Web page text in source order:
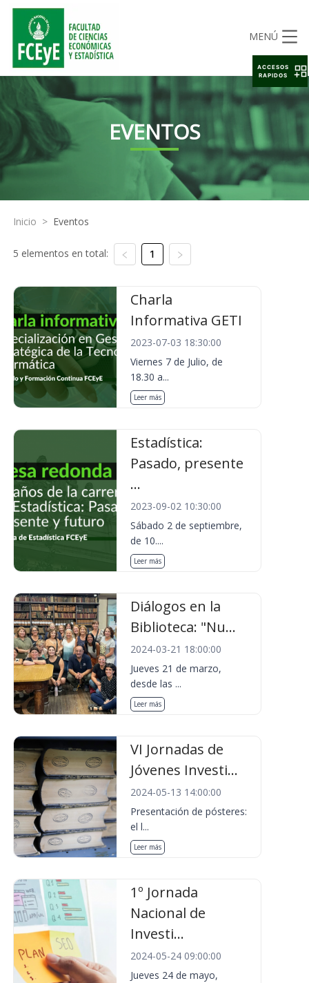
MENÚ
EVENTOS
Inicio > Eventos
5 elementos en total: 1
Charla
Informativa GETI
2023-07-03 18:30:00
Viernes 7 de Julio, de
18.30 a...
Leer más
Estadística:
Pasado, presente
...
2023-09-02 10:30:00
Sábado 2 de septiembre,
de 10....
Leer más
Diálogos en la
Biblioteca: "Nu...
2024-03-21 18:00:00
Jueves 21 de marzo,
desde las ...
Leer más
VI Jornadas de
Jóvenes Investi...
2024-05-13 14:00:00
Presentación de pósteres:
el l...
Leer más
1º Jornada
Nacional de
Investi...
2024-05-24 09:00:00
Jueves 24 de mayo,
ACCESOS
RAPIDOS